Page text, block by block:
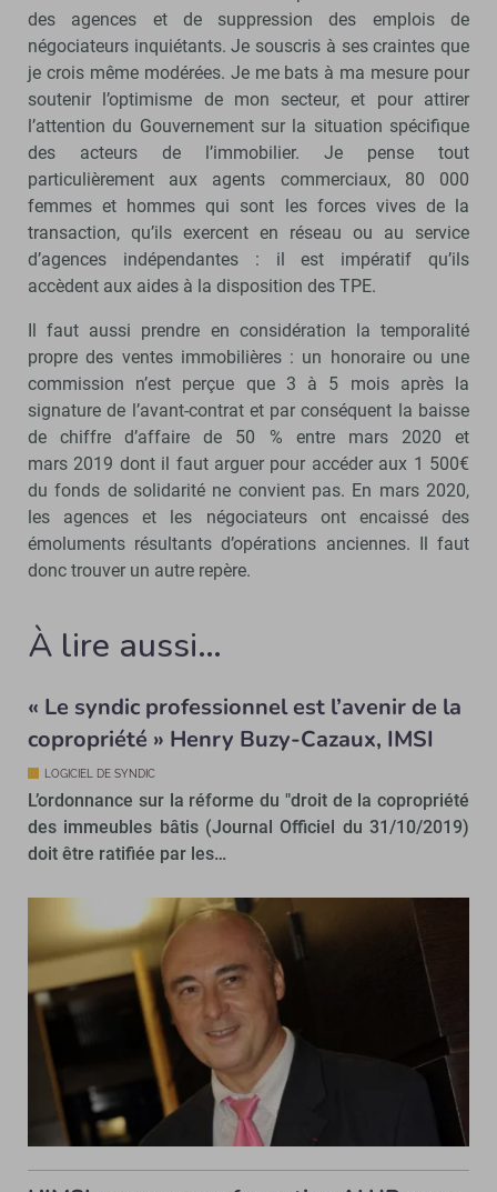
des agences et de suppression des emplois de
négociateurs inquiétants. Je souscris à ses craintes que
je crois même modérées. Je me bats à ma mesure pour
soutenir l’optimisme de mon secteur, et pour attirer
l’attention du Gouvernement sur la situation spécifique
des acteurs de l’immobilier. Je pense tout
particulièrement aux agents commerciaux, 80 000
femmes et hommes qui sont les forces vives de la
transaction, qu’ils exercent en réseau ou au service
d’agences indépendantes : il est impératif qu’ils
accèdent aux aides à la disposition des TPE.
Il faut aussi prendre en considération la temporalité
propre des ventes immobilières : un honoraire ou une
commission n’est perçue que 3 à 5 mois après la
signature de l’avant-contrat et par conséquent la baisse
de chiffre d’affaire de 50 % entre mars 2020 et
mars 2019 dont il faut arguer pour accéder aux 1 500€
du fonds de solidarité ne convient pas. En mars 2020,
les agences et les négociateurs ont encaissé des
émoluments résultants d’opérations anciennes. Il faut
donc trouver un autre repère.
À lire aussi…
« Le syndic professionnel est l’avenir de la
copropriété » Henry Buzy-Cazaux, IMSI
LOGICIEL DE SYNDIC
L’ordonnance sur la réforme du "droit de la copropriété
des immeubles bâtis (Journal Officiel du 31/10/2019)
doit être ratifiée par les…